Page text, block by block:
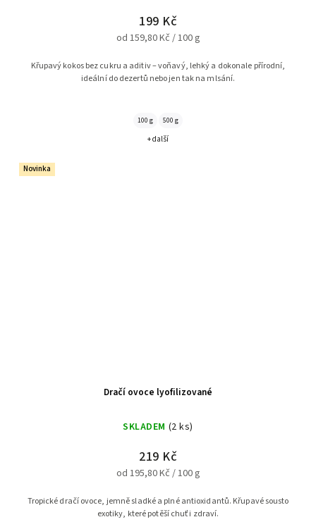
199 Kč
od 159,80 Kč / 100 g
Křupavý kokos bez cukru a aditiv – voňavý, lehký a dokonale přírodní,
ideální do dezertů nebo jen tak na mlsání.
100 g 500 g
+ další
Novinka
Dračí ovoce lyofilizované
SKLADEM (2 ks)
219 Kč
od 195,80 Kč / 100 g
Tropické dračí ovoce, jemně sladké a plné antioxidantů. Křupavé sousto
exotiky, které potěší chuť i zdraví.